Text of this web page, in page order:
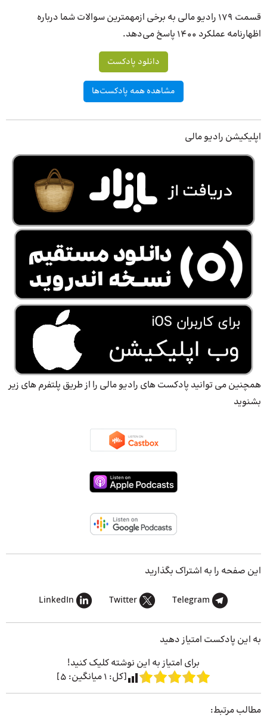
قسمت 179 رادیو مالی به برخی ازمهمترین سوالات شما درباره
اظهارنامه عملکرد 1400 پاسخ می‌دهد.
دانلود پادکست
مشاهده همه پادکست‌ها
اپلیکیشن رادیو مالی
همچنین می توانید پادکست های رادیو مالی را از طریق پلتفرم های زیر
بشنوید
این صفحه را به اشتراک بگذارید
Telegram
Twitter
LinkedIn
به این پادکست امتیاز دهید
برای امتیاز به این نوشته کلیک کنید!
[کل: 1میانگین: 5
]
مطالب مرتبط: